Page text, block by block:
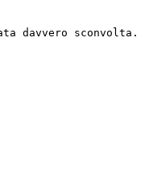
davvero